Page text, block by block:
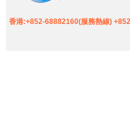
香港:+852-68882160(服務熱線)